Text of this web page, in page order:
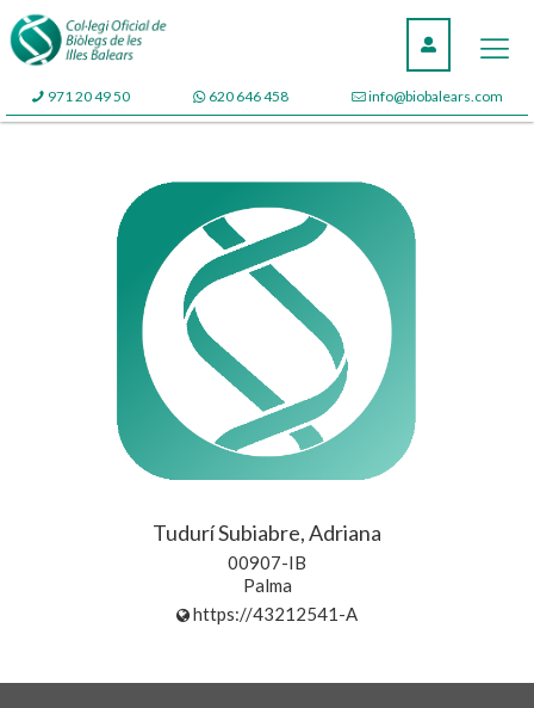
971 20 49 50 620 646 458 info@biobalears.com
Tudurí Subiabre, Adriana
00907-IB
Palma
https://43212541-A